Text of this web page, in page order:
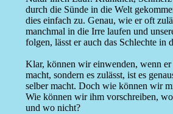
durch die Sünde in die Welt
dies einfach zu. Genau, wie er oft
manchmal in die Irre laufen und
folgen, lässt er auch das Schlechte in
Klar, können wir einwenden, wenn er
macht, sondern es zulässt, ist es
selber macht. Doch wie können wir
Wie können wir ihm vorschreiben,
und wo nicht?